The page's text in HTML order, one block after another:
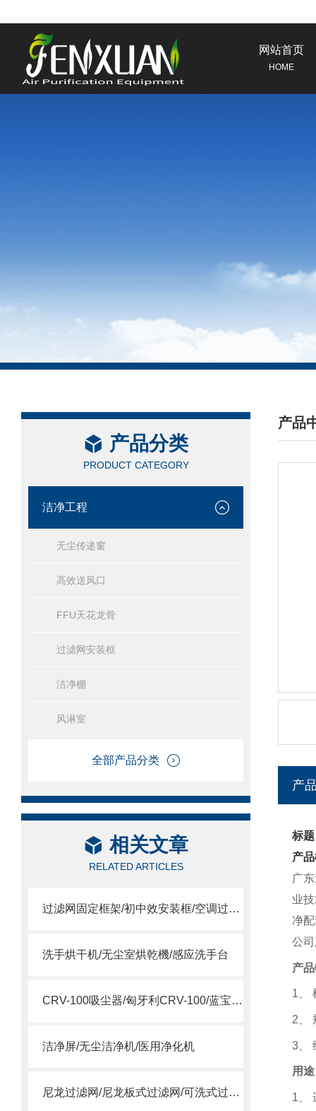
网站首页
HOME
产品分类
PRODUCT CATEGORY
洁净工程
无尘传递窗
高效送风口
FFU天花龙骨
过滤网安装框
洁净棚
风淋室
全部产品分类
相关文章
RELATED ARTICLES
过滤网固定框架/初中效安装框/空调过滤网安装框
洗手烘干机/无尘室烘乾機/感应洗手台
CRV-100吸尘器/匈牙利CRV-100/蓝宝CRV-100吸尘器
洁净屏/无尘洁净机/医用净化机
尼龙过滤网/尼龙板式过滤网/可洗式过滤网
产品
/
产
标
产
广
业
净
公
产
1
2
3
用
1